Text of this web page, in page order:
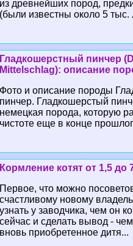
из древнейших пород,
(были известны около 5 тыс.
Гладкошерстный пинчер
Mittelschlag): описание
Фото и описание породы
пинчер. Гладкошерстый
немецкая порода, которую
чистоте еще в конце
Кормление котят от 1,5 до
Первое, что можно
счастливому новому
узнать у заводчика, чем он
сейчас и сделать вывод -
вновь приобретенное дитя...